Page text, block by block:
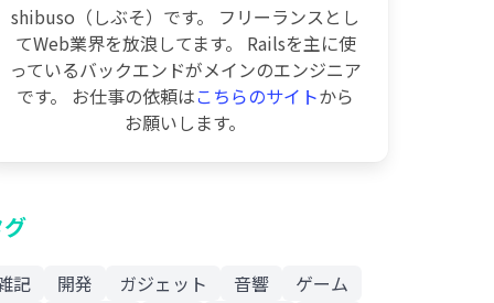
shibuso（しぶそ）です。 フリーランスとし
てWeb業界を放浪してます。 Railsを主に使
っているバックエンドがメインのエンジニア
です。 お仕事の依頼はこちらのサイトから
お願いします。
記 開発 ガジェット 音響
ゲーム